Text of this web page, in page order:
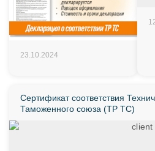
23.10.2024
Сертификат соответствия
Таможенного союза (ТР ТС)